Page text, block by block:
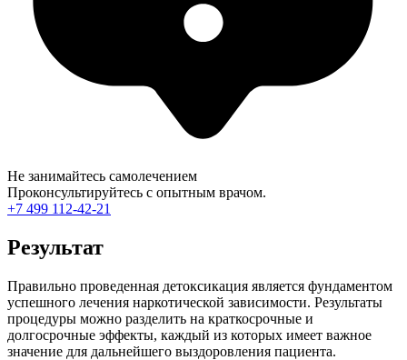
Не занимайтесь самолечением
Проконсультируйтесь с опытным врачом.
+7 499 112-42-21
Результат
Правильно проведенная детоксикация является фундаментом
успешного лечения наркотической зависимости. Результаты
процедуры можно разделить на краткосрочные и
долгосрочные эффекты, каждый из которых имеет важное
значение для дальнейшего выздоровления пациента.